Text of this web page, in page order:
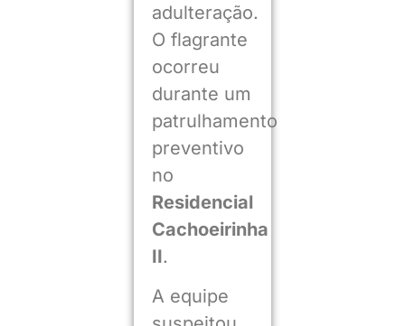
adulteração.
O flagrante
ocorreu
durante um
patrulhamento
preventivo
no
Residencial
Cachoeirinha
II.
A equipe